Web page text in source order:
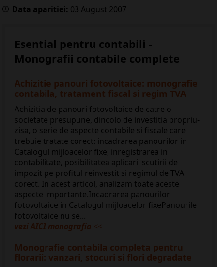
Data aparitiei: 03 August 2007
Esential pentru contabili -
Monografii contabile complete
Achizitie panouri fotovoltaice: monografie
contabila, tratament fiscal si regim TVA
Achizitia de panouri fotovoltaice de catre o
societate presupune, dincolo de investitia propriu-
zisa, o serie de aspecte contabile si fiscale care
trebuie tratate corect: incadrarea panourilor in
Catalogul mijloacelor fixe, inregistrarea in
contabilitate, posibilitatea aplicarii scutirii de
impozit pe profitul reinvestit si regimul de TVA
corect. In acest articol, analizam toate aceste
aspecte importante.Incadrarea panourilor
fotovoltaice in Catalogul mijloacelor fixePanourile
fotovoltaice nu se...
vezi AICI monografia <<
Monografie contabila completa pentru
florarii: vanzari, stocuri si flori degradate